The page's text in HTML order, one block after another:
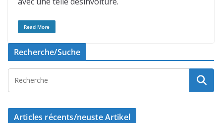
Read More
Recherche/Suche
Articles récents/neuste Artikel